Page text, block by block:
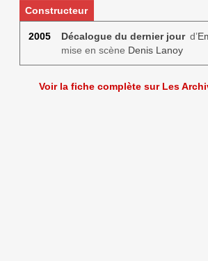
Constructeur
2005 Décalogue du dernier jourd’
mise en scène Denis Lanoy
Voir la fiche complète sur Les